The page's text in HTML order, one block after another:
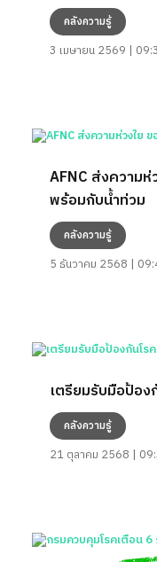
คลังความรู้
3 เมษายน 2569 |
AFNC ส่งความห่
พร้อมกับน้ำท่วม
คลังความรู้
5 ธันวาคม 2568 |
เตรียมรับมือป้อ
คลังความรู้
21 ตุลาคม 2568 |